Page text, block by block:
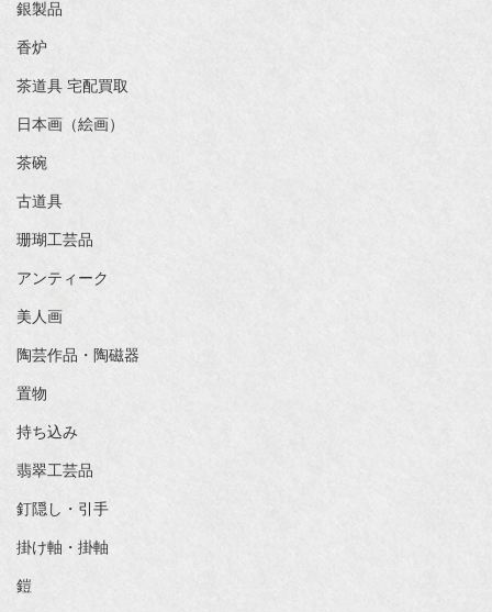
銀製品
香炉
茶道具 宅配買取
日本画（絵画）
茶碗
古道具
珊瑚工芸品
アンティーク
美人画
陶芸作品・陶磁器
置物
持ち込み
翡翠工芸品
釘隠し・引手
掛け軸・掛軸
鎧